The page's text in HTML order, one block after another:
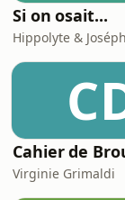
Si on osait...
Hippolyte &
Cahier de
Virginie Grimaldi